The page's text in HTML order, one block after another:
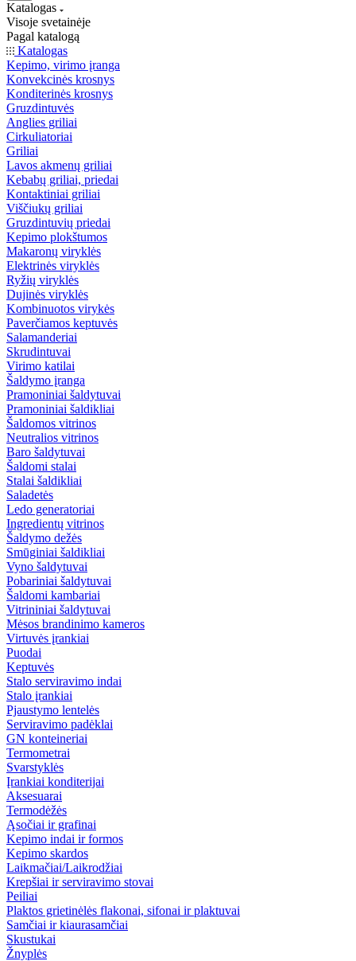
Katalogas
Visoje svetainėje
Pagal katalogą
Katalogas
Kepimo, virimo įranga
Konvekcinės krosnys
Konditerinės krosnys
Gruzdintuvės
Anglies griliai
Cirkuliatoriai
Griliai
Lavos akmenų griliai
Kebabų griliai, priedai
Kontaktiniai griliai
Viščiukų griliai
Gruzdintuvių priedai
Kepimo plokštumos
Makaronų viryklės
Elektrinės viryklės
Ryžių viryklės
Dujinės viryklės
Kombinuotos virykės
Paverčiamos keptuvės
Salamanderiai
Skrudintuvai
Virimo katilai
Šaldymo įranga
Pramoniniai šaldytuvai
Pramoniniai šaldikliai
Šaldomos vitrinos
Neutralios vitrinos
Baro šaldytuvai
Šaldomi stalai
Stalai šaldikliai
Saladetės
Ledo generatoriai
Ingredientų vitrinos
Šaldymo dežės
Smūginiai šaldikliai
Vyno šaldytuvai
Pobariniai šaldytuvai
Šaldomi kambariai
Vitrininiai šaldytuvai
Mėsos brandinimo kameros
Virtuvės įrankiai
Puodai
Keptuvės
Stalo serviravimo indai
Stalo įrankiai
Pjaustymo lentelės
Serviravimo padėklai
GN konteineriai
Termometrai
Svarstyklės
Įrankiai konditerijai
Aksesuarai
Termodėžės
Ąsočiai ir grafinai
Kepimo indai ir formos
Kepimo skardos
Laikmačiai/Laikrodžiai
Krepšiai ir serviravimo stovai
Peiliai
Plaktos grietinėlės flakonai, sifonai ir plaktuvai
Samčiai ir kiaurasamčiai
Skustukai
Žnyplės